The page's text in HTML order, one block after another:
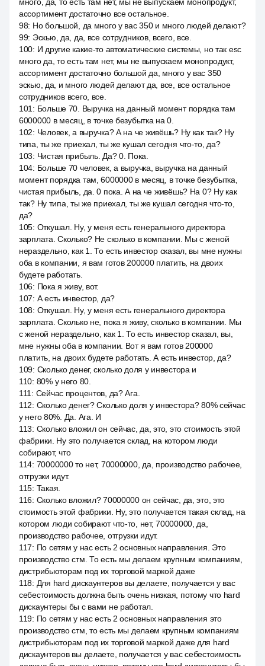
ассортимент достаточно все остальное.
98: Но большой, да много у вас 350 и много людей делают?
99: Эскью, да, да, все сотрудников, всего, все.
100: И другие какие-то автоматические системы, но так esc
много да, то есть там нет, мы не выпускаем монопродукт,
ассортимент достаточно большой да, много у вас 350
эскью, да, и много людей делают да, все, все остальное
сотрудников всего, все.
101 : Больше 70. Выручка на данный момент порядка там
6000000 в месяц, в точке безубытка на 0.
102: Человек, а выручка? А на че живёшь? Ну как так? Ну
типа, ты же приехал, ты же кушал сегодня что-то, да?
103: Чистая прибыль. Да? 0. Пока.
104: Больше 70 человек, а выручка, выручка на данный
момент порядка там, 6000000 в месяц, в точке безубытка,
чистая прибыль, да. 0 пока. А на че живёшь? На 0? Ну как
так? Ну типа, ты же приехал, ты же кушал сегодня что-то,
да?
105: Откушал. Ну, у меня есть генерального директора
зарплата. Сколько? Не сколько в компании. Мы с женой
нераздельно, как 1. То есть инвестор сказал, вы мне нужны
оба в компании, я вам готов 200000 платить, на двоих
будете работать.
106: Пока я живу, вот.
107: А есть инвестор, да?
108: Откушал. Ну, у меня есть генерального директора
зарплата. Сколько не, пока я живу, сколько в компании. Мы
с женой нераздельно, как 1. То есть инвестор сказал, вы,
мне нужны оба в компании. Вот я вам готов 200000
платить, на двоих будете работать. А есть инвестор, да?
109: Сколько денег, сколько доля у инвестора и
110: 80% у него 80.
111 : Сейчас процентов, да? Ага.
112: Сколько денег? Сколько доля у инвестора? 80% сейчас
у него 80%. Да. Ага. И
113: Сколько вложил он сейчас, да, это, это стоимость этой
фабрики. Ну это получается склад, на котором люди
собирают, что
114: 70000000 то нет, 70000000, да, производство рабочее,
отгрузки идут.
115: Такая.
116: Сколько вложил? 70000000 он сейчас, да, это, это
стоимость этой фабрики. Ну, это получается такая склад, на
котором люди собирают что-то, нет, 70000000, да,
производство рабочее, отгрузки идут.
117: По сетям у нас есть 2 основных направления. Это
производство стм. То есть мы делаем крупным компаниям,
дистрибьюторам под их торговой маркой даже
118: Для hard дискаунтеров вы делаете, получается у вас
себестоимость должна быть очень низкая, потому что hard
дискаунтеры бы с вами не работал.
119: По сетям у нас есть 2 основных направления это
производство стм, то есть мы делаем крупным компаниям
дистрибьюторам под их торговой маркой даже для hard
дискаунтеров вы делаете, получается у вас себестоимость